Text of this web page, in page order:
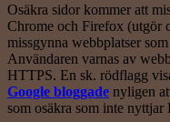
Osäkra sidor kommer att
Chrome och Firefox (utgör
missgynna webbplatser
Användaren varnas av
HTTPS. En sk. rödflagg
Google bloggade nyligen
som osäkra som inte nyttjar